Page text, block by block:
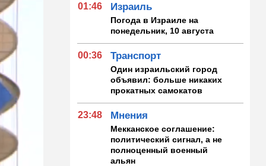
01:46 Израиль
Погода в Израиле на
понедельник, 10 августа
00:36 Транспорт
Один израильский город
объявил: больше никаких
прокатных самокатов
23:48 Мнения
Мекканское соглашение:
политический сигнал, а не
полноценный военный
альян